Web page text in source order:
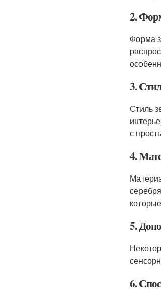
2.
Форма
3.
Стиль
с
4.
5.
6.